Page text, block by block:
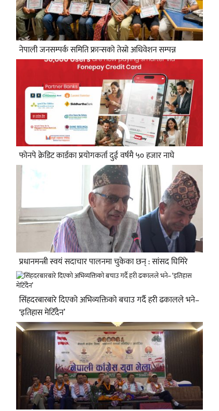
नेपाली जनसम्पर्क समिति फ्रान्सको तेस्रो अधिवेशन सम्पन्न
फोनपे क्रेडिट कार्डका प्रयोगकर्ता दुई वर्षमै ५० हजार नाघे
प्रधानमन्त्री स्वयं सदाचार पालनमा चुकेका छन् : सांसद घिमिरे
सिंहदरबारबारे दिएको अभिव्यक्तिको बचाउ गर्दै हरी ढकालले भने–
‘इतिहास मेटिँदैन’